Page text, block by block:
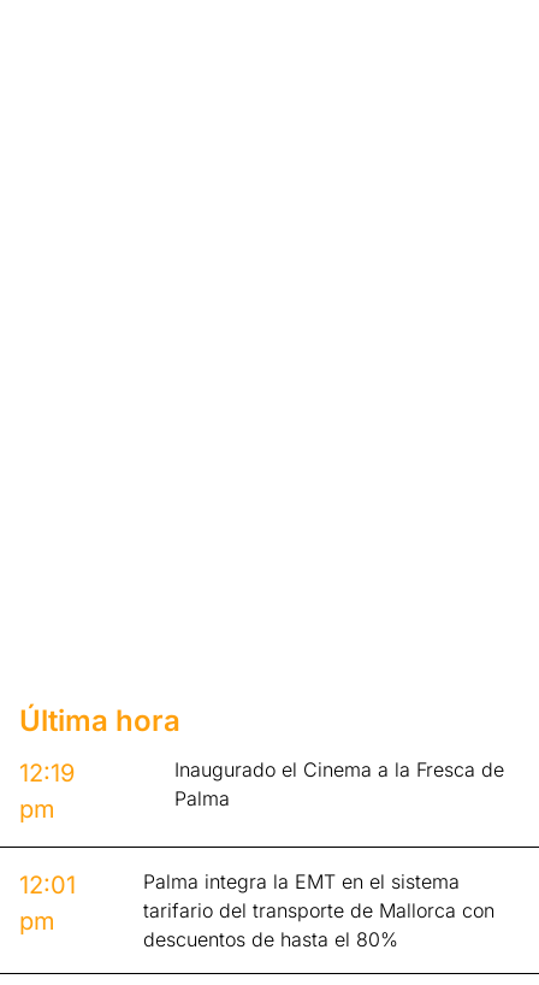
Última hora
12:19
pm
Inaugurado el Cinema a la Fresca de
Palma
12:01
pm
Palma integra la EMT en el sistema
tarifario del transporte de Mallorca con
descuentos de hasta el 80%